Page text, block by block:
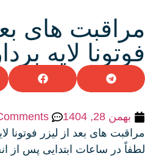
مراقبت های
فوتونا لایه
بهمن 28, 1404
مراقبت های بعد از لیزر فوتونا
لطفاً در ساعات ابتدایی پس از